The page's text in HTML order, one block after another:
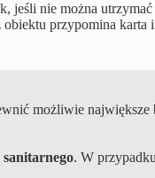
jeśli nie można
przypomina karta
możliwie największe
. W